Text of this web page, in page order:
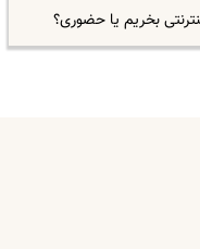
بخریم یا حضوری؟